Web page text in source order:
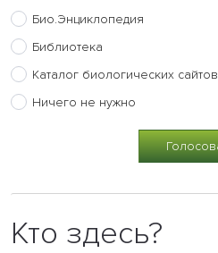
Био.Энциклопедия
Библиотека
Каталог биологических сайтов
Ничего не нужно
Кто здесь?